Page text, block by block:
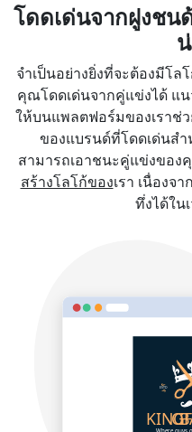
โดดเด่นจากฝูงชน
จำเป็นอย่างยิ่งที่จะต้องมีโล
คุณโดดเด่นจากคู่แข่งได้ แ
ให้บนแพลตฟอร์มของเราช่
ของแบรนด์ที่โดดเด่นส
สามารถเอาชนะคู่แข่งของ
สร้างโลโก้ของเรา เนื่อง
ทึ่งได้ใน